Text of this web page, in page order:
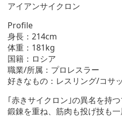
アイアンサイクロン
Profile
身長：214cm
体重：181kg
国籍：ロシア
職業/所属：プロレスラー
好きなもの：レスリング/コサ
｢赤きサイクロン｣の異名を持つ
鍛錬を重ね、筋肉も投げ技も一